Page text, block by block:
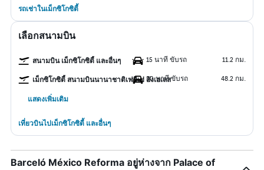
รถเช่าในเม็กซิโกซิตี้
เลือกสนามบิน
สนามบิน เม็กซิโกซิตี้ และอื่นๆ 15 นาที ขับรถ 11.2 กม.
เม็กซิโกซิตี้ สนามบินนานาชาติเฟลิเป อังเฮเลส
50 นาที ขับรถ 48.2 กม.
แสดงเพิ่มเติม
เที่ยวบินไปเม็กซิโกซิตี้ และอื่นๆ
Barceló México Reforma อยู่ห่างจาก Palace of